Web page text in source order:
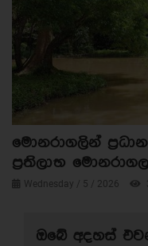
මොනරාගලින්
ප්‍රතිලාභ
Wednesday / 5 / 2026
ඔබේ අදහස්